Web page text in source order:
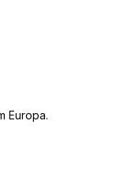
Europa.